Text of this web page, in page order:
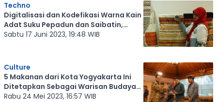
Techno
Digitalisasi dan Kodefikasi Warna Kain
Adat Suku Pepadun dan Saibatin,
Upaya Pelestarian Warisan Budaya
Sabtu 17 Juni 2023, 19:48 WIB
Culture
5 Makanan dari Kota Yogyakarta Ini
Ditetapkan Sebagai Warisan Budaya
Tak Benda, Apa Saja?
Rabu 24 Mei 2023, 16:57 WIB